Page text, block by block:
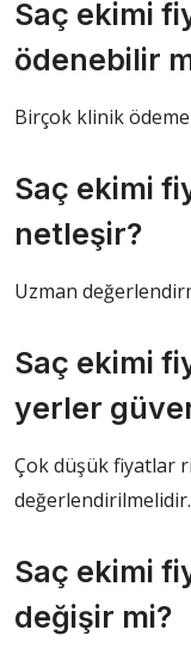
Saç ekimi
ödenebilir
Birçok klinik ödeme
Saç ekimi
netleşir?
Uzman
Saç ekimi
yerler
Çok düşük fiyatlar
değerlendirilmelidir.
Saç ekimi
değişir mi?